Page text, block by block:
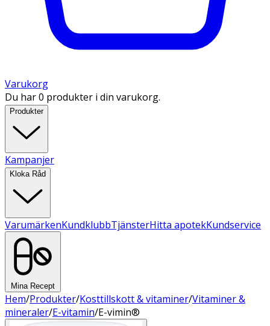
Varukorg
Du har 0 produkter i din varukorg.
Produkter
Kampanjer
Kloka Råd
VarumärkenKundklubbTjänsterHitta apotekKundservice
Mina Recept
Hem/Produkter/Kosttillskott & vitaminer/Vitaminer &
mineraler/E-vitamin/E-vimin®